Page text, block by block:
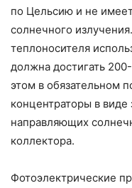
по Цельсию и не
солнечного
теплоносителя
должна достигать
этом в обязательном
концентраторы в
направляющих
коллектора.
Фотоэлектрические